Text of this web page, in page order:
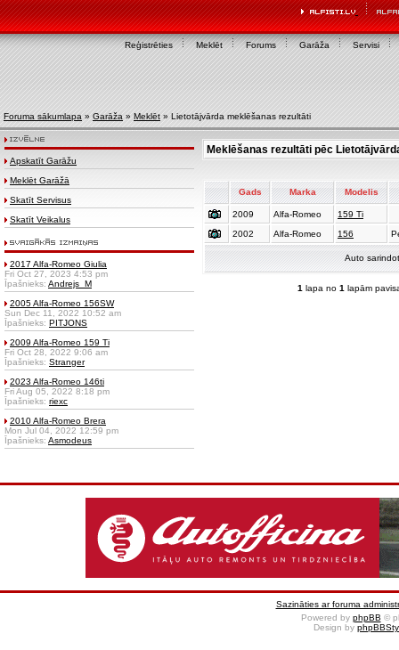
Reģistrēties Meklēt Forums Garāža Servisi
Foruma sākumlapa » Garāža » Meklēt » Lietotājvārda meklēšanas rezultāti
Apskatīt Garāžu
Meklēt Garāžā
Skatīt Servisus
Skatīt Veikalus
2017 Alfa-Romeo Giulia
Fri Oct 27, 2023 4:53 pm
Īpašnieks: Andrejs_M
2005 Alfa-Romeo 156SW
Sun Dec 11, 2022 10:52 am
Īpašnieks: PITJONS
2009 Alfa-Romeo 159 Ti
Fri Oct 28, 2022 9:06 am
Īpašnieks: Stranger
2023 Alfa-Romeo 146ti
Fri Aug 05, 2022 8:18 pm
Īpašnieks: riexc
2010 Alfa-Romeo Brera
Mon Jul 04, 2022 12:59 pm
Īpašnieks: Asmodeus
Meklēšanas rezultāti pēc
Gads Marka Modelis
2009 Alfa-Romeo
159 Ti
2002
Alfa-Romeo 156
Auto
1 lapa no 1 lapām
Sazināties ar foruma
Powered by phpBB ©
Design by